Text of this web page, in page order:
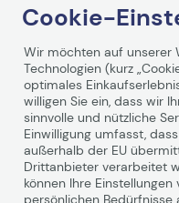
HP Foundation Care
technologiespezifische
bei der Planung des
Auswahlmöglichkeiten
profitieren. Foundation
zahlreiche
Support rund um die
Cookie-
Wir möchten auf unserer
Technologien (kurz
optimales
willigen Sie ein, dass wir
sinnvolle und nützliche
Einwilligung umfasst,
außerhalb der EU
Drittanbieter verarbeitet
können Ihre
persönlichen Bedürfnisse